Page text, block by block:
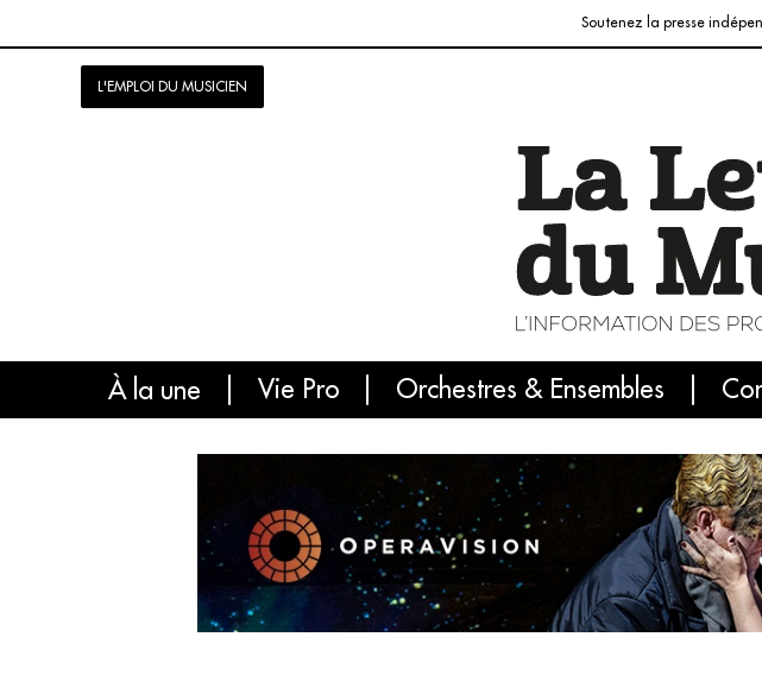
Soutenez la presse
L'EMPLOI DU MUSICIEN
À la une Vie Pro Orchestres & Ensembles
L'info du jour Le